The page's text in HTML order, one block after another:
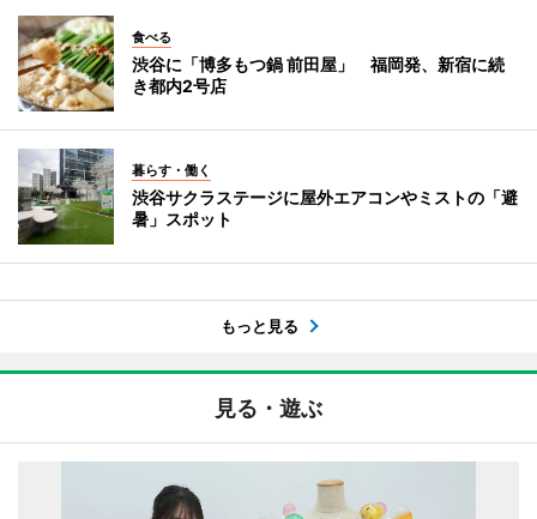
食べる
渋谷に「博多もつ鍋 前田屋」 福岡発、新宿に続
き都内2号店
暮らす・働く
渋谷サクラステージに屋外エアコンやミストの「避
暑」スポット
もっと見る
見る・遊ぶ